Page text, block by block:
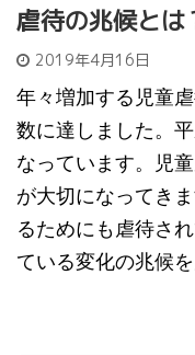
虐待の兆候とは
2019年4月16日
年々増加する児童
数に達しました。
なっています。児
が大切になってき
るためにも虐待さ
ている変化の兆候